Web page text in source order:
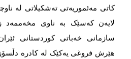
کاتی مەئموریەتی تەشکیلاتی لە
لایەن کەسێک بە ناوی مخەممەد
سازمانی خەباتی کوردستانی
هێرش فروغی یەکێک لە کادرە